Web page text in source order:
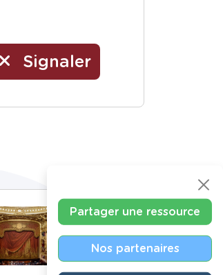
Signaler
Partager une ressource
Nos partenaires